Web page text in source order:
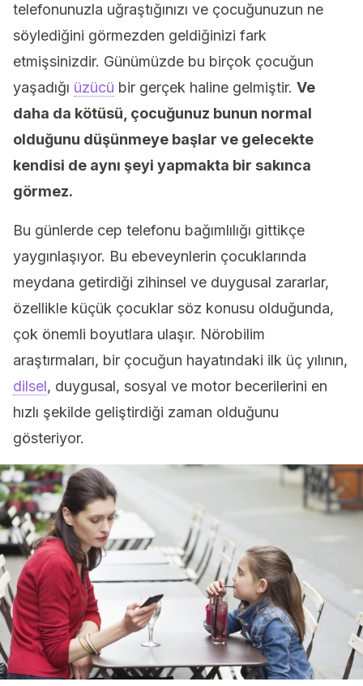
telefonunuzla uğraştığınızı ve çocuğunuzun ne
söylediğini görmezden geldiğinizi fark
etmişsinizdir. Günümüzde bu birçok çocuğun
yaşadığı üzücü bir gerçek haline gelmiştir. Ve
daha da kötüsü, çocuğunuz bunun normal
olduğunu düşünmeye başlar ve gelecekte
kendisi de aynı şeyi yapmakta bir sakınca
görmez.
Bu günlerde cep telefonu bağımlılığı gittikçe
yaygınlaşıyor. Bu ebeveynlerin çocuklarında
meydana getirdiği zihinsel ve duygusal zararlar,
özellikle küçük çocuklar söz konusu olduğunda,
çok önemli boyutlara ulaşır. Nörobilim
araştırmaları, bir çocuğun hayatındaki ilk üç yılının,
dilsel, duygusal, sosyal ve motor becerilerini en
hızlı şekilde geliştirdiği zaman olduğunu
gösteriyor.